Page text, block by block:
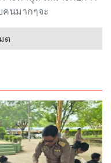
นมากๆจะ
ด